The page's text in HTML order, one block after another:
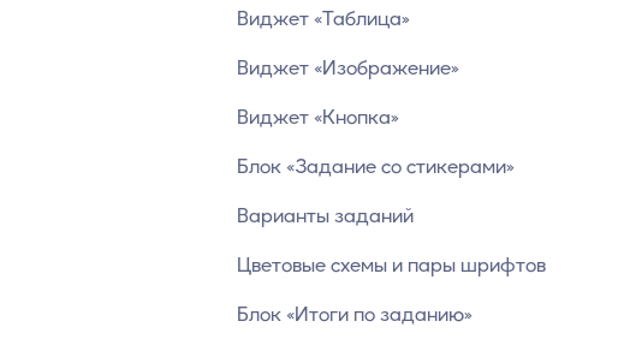
Виджет «Таблица»
Виджет «Изображение»
Виджет «Кнопка»
Блок «Задание со стикерами»
Варианты заданий
Цветовые схемы и пары шрифтов
Блок «Итоги по заданию»